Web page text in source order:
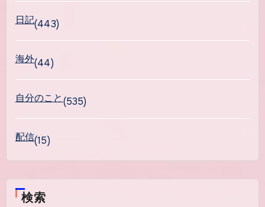
日記(443)
海外(44)
自分のこと(535)
配信(15)
検索